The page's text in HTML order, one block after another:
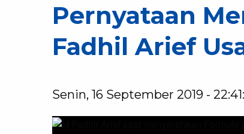
Pernyataan
Fadhil Arief
Senin, 16 September 2019 -